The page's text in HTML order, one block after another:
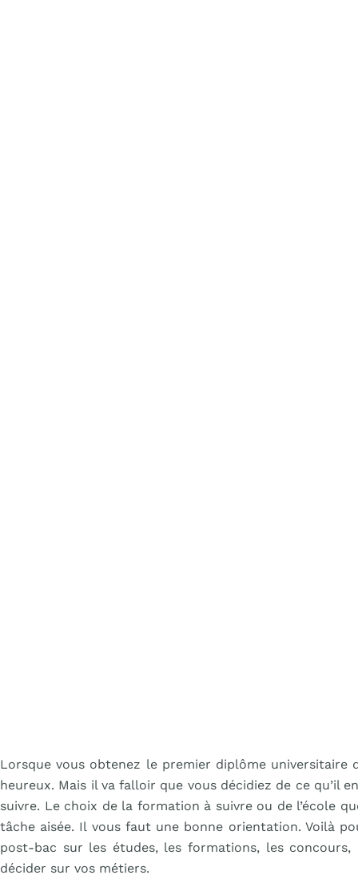
Lorsque vous obtenez le premier diplôme universitaire
heureux. Mais il va falloir que vous décidiez de ce qu’il
suivre. Le choix de la formation à suivre ou de l’école
tâche aisée. Il vous faut une bonne orientation. Voilà
post-bac sur les études, les formations, les
décider sur vos métiers.